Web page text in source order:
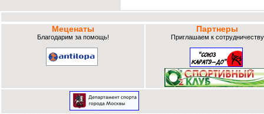
Меценаты
Благодарим за помощь!
Партнеры
Приглашаем к